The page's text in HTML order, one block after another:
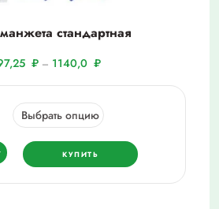
стандартная
₽ – 1140,0 ₽
КУПИТЬ